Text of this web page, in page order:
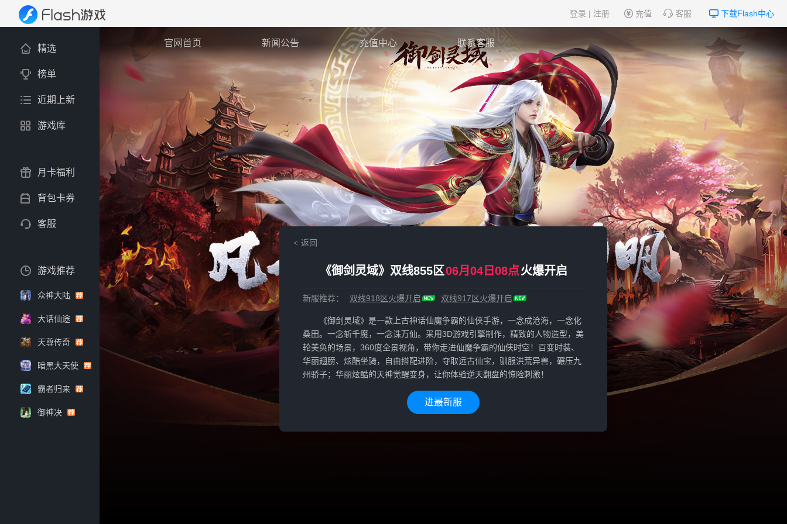
下载Flash中心
客服
充值
登录 | 注册
官网首页 新闻公告 充值中心 联系客服
返回
《御剑灵域》双线855区06月04日08点火爆开启
新服推荐： 双线918区火爆开启 双线917区火爆开启
《御剑灵域》是一款上古神话仙魔争霸的仙侠手游，一念成沧海，一念化
桑田。一念斩千魔，一念诛万仙。采用3D游戏引擎制作，精致的人物造型，美
轮美奂的场景，360度全景视角，带你走进仙魔争霸的仙侠时空！百变时装、
华丽翅膀、炫酷坐骑，自由搭配进阶，夺取远古仙宝，驯服洪荒异兽，碾压九
州骄子；华丽炫酷的天神觉醒变身，让你体验逆天翻盘的惊险刺激！
进最新服
精选
榜单
近期上新
游戏库
月卡福利
背包卡券
客服
游戏推荐
众神大陆
大话仙途
天尊传奇
暗黑大天使
霸者归来
御神决